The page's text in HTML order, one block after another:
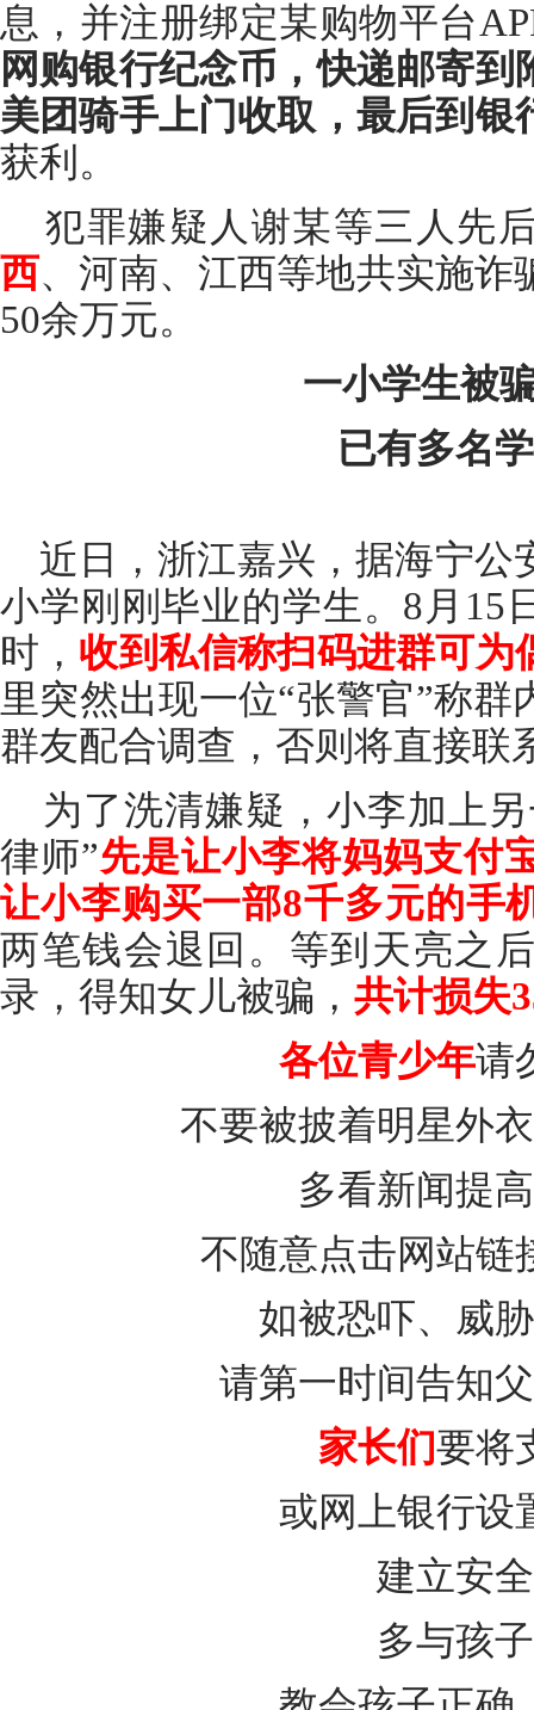
息，并注册绑定某购物平台
网购银行纪念币，快递邮寄
美团骑手上门收取，最后到银
获利。
犯罪嫌疑人谢某等三人先
西、河南、江西等地共实施诈
50余万元。
一小学生被
已有多名
近日，浙江嘉兴，据海宁公
小学刚刚毕业的学生。8月15
时， 收到私信称扫码进群可为
里突然出现一位“张警官”称
群友配合调查，否则将直接联
为了洗清嫌疑，小李加上另
律师”先是让小李将妈妈支付
让小李购买一部8千多元的手
两笔钱会退回。等到天亮之
录，得知女儿被骗， 共计损失
各位青少年请
不要被披着明星外
多看新闻提
不随意点击网站链
如被恐吓、威
请第一时间告知
家长们要将
或网上银行设
建立安
多与孩